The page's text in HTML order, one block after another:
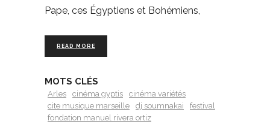
Pape, ces Égyptiens et Bohémiens,
READ MORE
MOTS CLÉS
Arles cinéma gyptis
cinéma variétés
cite musique marseille
dj soumnakai
festival
fondation manuel rivera ortiz